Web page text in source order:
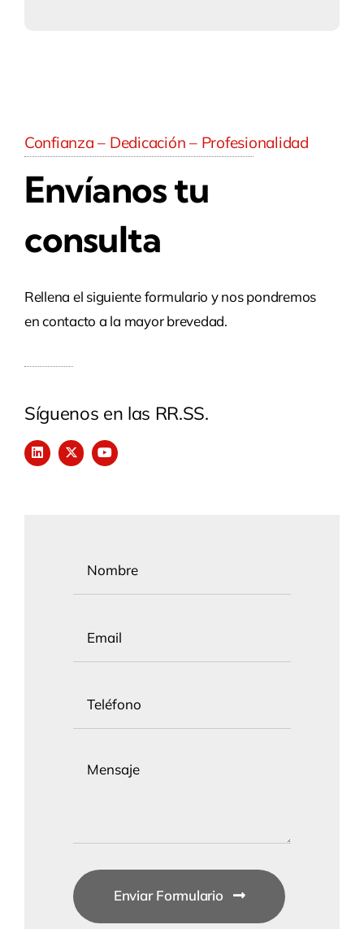
Confianza – Dedicación – Profesionalidad
Envíanos tu
consulta
Rellena el siguiente formulario y nos pondremos
en contacto a la mayor brevedad.
Síguenos en las RR.SS.
Enviar Formulario